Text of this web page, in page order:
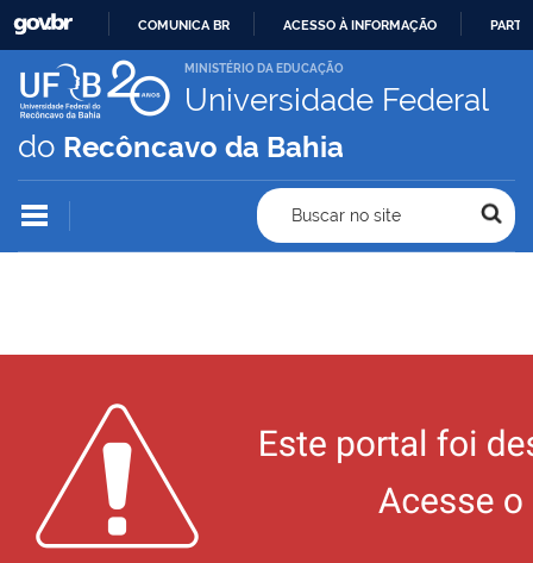
IR
PARA
CONTEÚDO
COMUNICA BR ACESSO À INFORMAÇÃO
MINISTÉRIO DA EDUCAÇÃO
Universidade Federal
do Recôncavo da Bahia
Buscar no site